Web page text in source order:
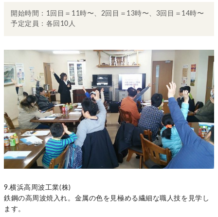
開始時間：1回目＝11時〜、2回目＝13時〜、3回目＝14時〜
予定定員：各回10人
9.横浜高周波工業(株)
鉄鋼の高周波焼入れ。金属の色を見極める繊細な職人技を見学し
ます。